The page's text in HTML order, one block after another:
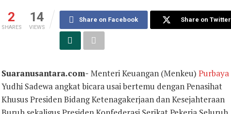
2
SHARES
14
VIEWS
Share on Facebook Share on Twitter
Suaranusantara.com- Menteri Keuangan (Menkeu) Purbaya
Yudhi Sadewa angkat bicara usai bertemu dengan Penasihat
Khusus Presiden Bidang Ketenagakerjaan dan Kesejahteraan